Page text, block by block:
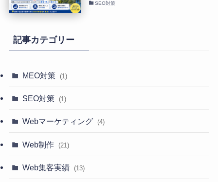
SEO対策
記事カテゴリー
MEO対策 (1)
SEO対策 (1)
Webマーケティング (4)
Web制作 (21)
Web集客実績 (13)